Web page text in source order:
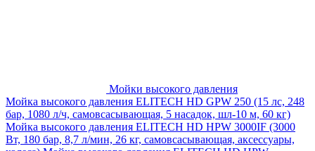
Мойки высокого давления
Мойка высокого давления ELITECH HD GPW 250 (15 лс, 248
бар, 1080 л/ч, самовсасывающая, 5 насадок, шл-10 м, 60 кг)
Мойка высокого давления ELITECH HD HPW 3000IF (3000
Вт, 180 бар, 8,7 л/мин, 26 кг, самовсасывающая, аксессуары,